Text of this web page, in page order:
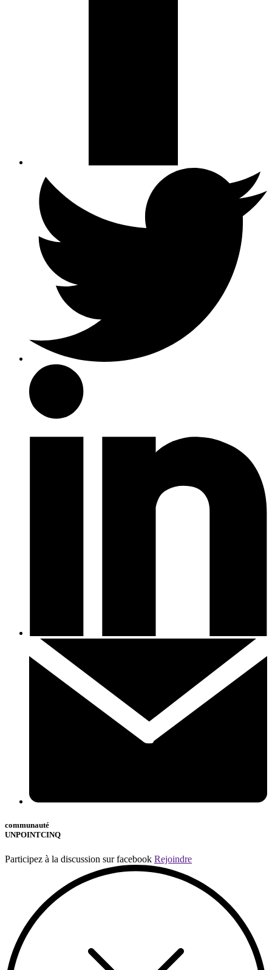
communauté
UNPOINTCINQ
Participez à la discussion sur facebook Rejoindre